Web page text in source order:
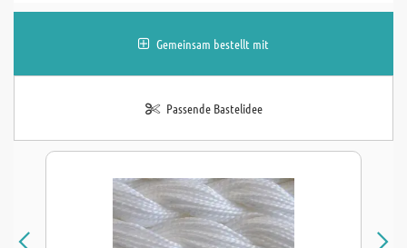
Gemeinsam bestellt mit
Passende Bastelidee